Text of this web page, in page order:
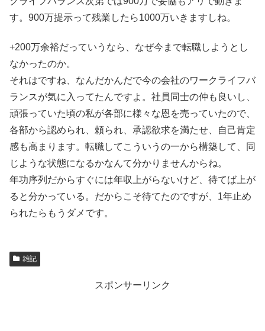
す。900万提示って残業したら1000万いきますしね。
+200万余裕だっていうなら、なぜ今まで転職しようとし
なかったのか。
それはですね、なんだかんだで今の会社のワークライフバ
ランスが気に入ってたんですよ。社員同士の仲も良いし、
頑張っていた頃の私が各部に様々な恩を売っていたので、
各部から認められ、頼られ、承認欲求を満たせ、自己肯定
感も高まります。転職してこういうの一から構築して、同
じような状態になるかなんて分かりませんからね。
年功序列だからすぐには年収上がらないけど、待てば上が
ると分かっている。だからこそ待てたのですが、1年止め
られたらもうダメです。
雑記
スポンサーリンク